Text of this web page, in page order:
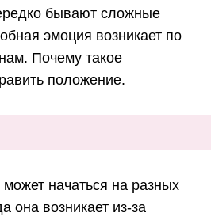
бывают сложные
эмоция возникает по
Почему такое
положение.
начаться на разных
она возникает из-за